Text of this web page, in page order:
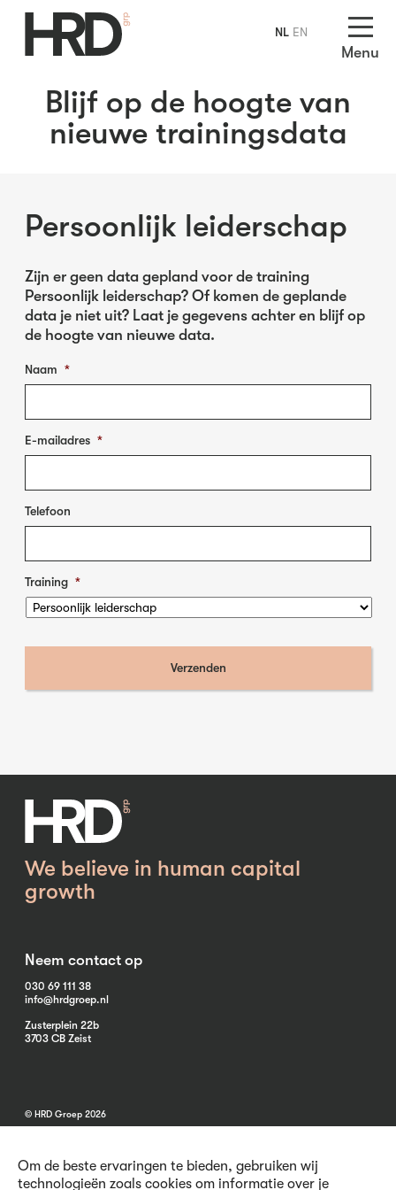
Om de beste ervaringen te bieden, gebruiken wij
technologieën zoals cookies om informatie over je
Menu
Blijf op de hoogte van
nieuwe trainingsdata
Persoonlijk leiderschap
Zijn er geen data gepland voor de training
Persoonlijk leiderschap? Of komen de geplande
data je niet uit? Laat je gegevens achter en blijf op
de hoogte van nieuwe data.
Naam *
E-mailadres *
Telefoon
Training *
We believe in human capital
growth
Neem contact op
030 69 111 38
info@hrdgroep.nl
Zusterplein 22b
3703 CB Zeist
© HRD Groep 2026
NL EN